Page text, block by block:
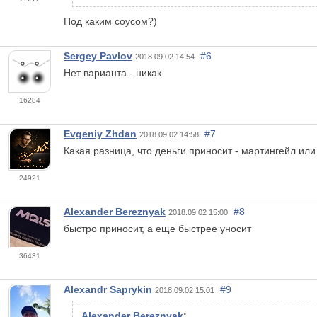
Под каким соусом?)
16284
Sergey Pavlov 2018.09.02 14:54
#6
Нет варианта - никак.
24921
Evgeniy Zhdan 2018.09.02 14:58
#7
Какая разница, что деньги приносит - мартингейл
36431
Alexander Bereznyak 2018.09.02 15:00
#8
быстро приносит, а еще быстрее уносит
Alexandr Saprykin 2018.09.02 15:01 #9